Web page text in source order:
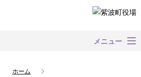
メニュー
ホーム